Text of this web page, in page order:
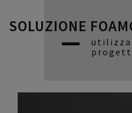
SOLUZIONE